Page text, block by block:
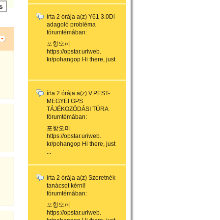
írta 2 órája a(z) Y61 3.0Di
adagoló probléma
fórumtémában:
포항오피
https://opstar.uriweb.
kr/pohangop Hi there, just
...
írta 2 órája a(z) V.PEST-
MEGYEI GPS
TÁJÉKOZÓDÁSI TÚRA
fórumtémában:
포항오피
https://opstar.uriweb.
kr/pohangop Hi there, just
...
írta 2 órája a(z) Szeretnék
tanácsot kérni!
fórumtémában:
포항오피
https://opstar.uriweb.